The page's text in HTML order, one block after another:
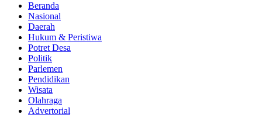
Beranda
Nasional
Daerah
Hukum & Peristiwa
Potret Desa
Politik
Parlemen
Pendidikan
Wisata
Olahraga
Advertorial